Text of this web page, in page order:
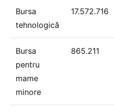
Bursa
tehnologică
17.572.716
Bursa
pentru
mame
minore
865.211